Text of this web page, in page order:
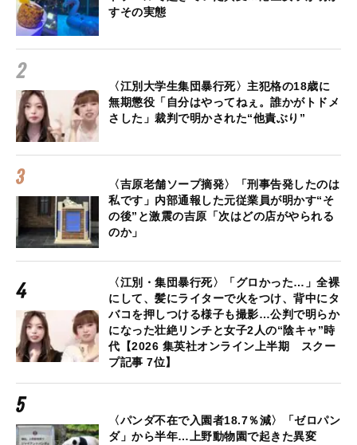
すその実態
〈江別大学生集団暴行死〉主犯格の18歳に
無期懲役「自分はやってねぇ。誰かがトドメ
さした」裁判で明かされた“他責ぶり”
〈吉原老舗ソープ摘発〉「刑事告発したのは
私です」内部通報した元従業員が明かす“そ
の後”と激震の吉原「次はどの店がやられる
のか」
〈江別・集団暴行死〉「グロかった…」全裸
にして、髪にライターで火をつけ、背中にタ
バコを押しつける様子も撮影…公判で明らか
になった壮絶リンチと女子2人の“陰キャ”時
代【2026 集英社オンライン上半期 スクー
プ記事 7位】
〈パンダ不在で入園者18.7％減〉「ゼロパン
ダ」から半年…上野動物園で起きた異変